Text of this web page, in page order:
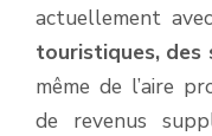
actuellement
touristiques, des
même de l’aire
de revenus